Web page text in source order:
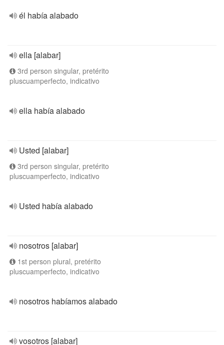
él había alabado
ella [alabar]
3rd person singular, pretérito
pluscuamperfecto, indicativo
ella había alabado
Usted [alabar]
3rd person singular, pretérito
pluscuamperfecto, indicativo
Usted había alabado
nosotros [alabar]
1st person plural, pretérito
pluscuamperfecto, indicativo
nosotros habíamos alabado
vosotros [alabar]